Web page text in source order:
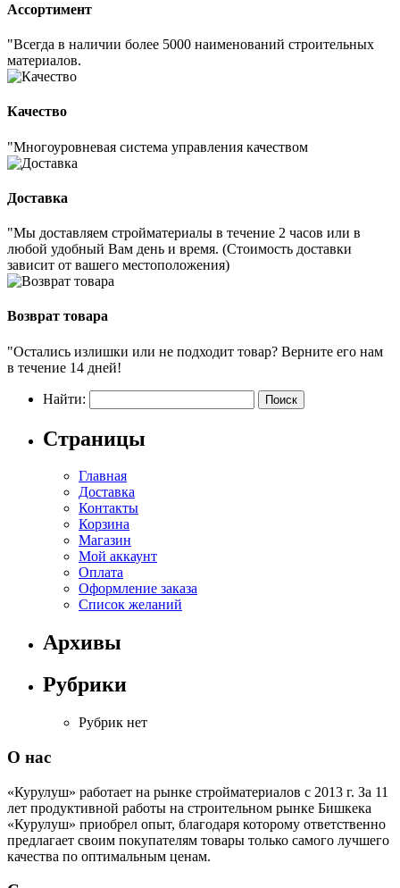
Ассортимент
"Всегда в наличии более 5000 наименований строительных
материалов.
Качество
"Многоуровневая система управления качеством
Доставка
"Мы доставляем стройматериалы в течение 2 часов или в
любой удобный Вам день и время. (Стоимость доставки
зависит от вашего местоположения)
Возврат товара
"Остались излишки или не подходит товар? Верните его нам
в течение 14 дней!
Найти:
Страницы
Главная
Доставка
Контакты
Корзина
Магазин
Мой аккаунт
Оплата
Оформление заказа
Список желаний
Архивы
Рубрики
Рубрик нет
О нас
«Курулуш» работает на рынке стройматериалов с 2013 г. За 11
лет продуктивной работы на строительном рынке Бишкека
«Курулуш» приобрел опыт, благодаря которому ответственно
предлагает своим покупателям товары только самого лучшего
качества по оптимальным ценам.